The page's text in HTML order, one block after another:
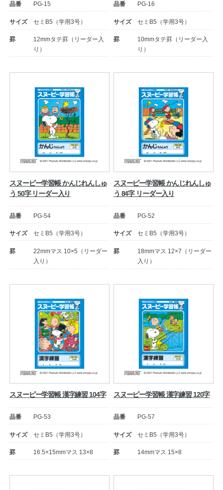
品番 PG-15
サイズ セミB5（学用3号）
罫
12mmタテ罫（リーダー入
り）
品番 PG-16
サイズ セミB5（学用3号）
罫
10mmタテ罫（リーダー入
り）
スヌーピー学習帳 かんじれんしゅ
う 50字 リーダー入り
品番 PG-54
サイズ セミB5（学用3号）
罫
22mmマス 10×5（リーダー
入り）
スヌーピー学習帳 かんじれんしゅ
う 84字 リーダー入り
品番 PG-52
サイズ セミB5（学用3号）
罫
18mmマス 12×7（リーダー
入り）
スヌーピー学習帳 漢字練習 104字
品番 PG-53
サイズ セミB5（学用3号）
罫 16.5×15mmマス 13×8
スヌーピー学習帳 漢字練習 120字
品番 PG-57
サイズ セミB5（学用3号）
罫 14mmマス 15×8